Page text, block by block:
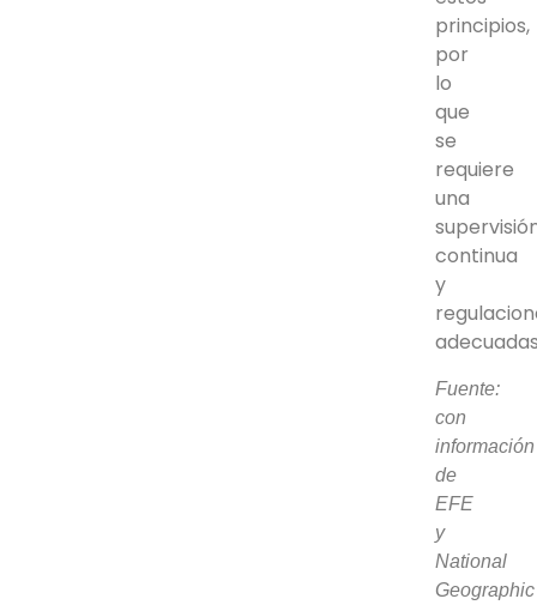
principios,
por
lo
que
se
requiere
una
continua
y
Fuente:
con
información
de
EFE
y
National
Geographic